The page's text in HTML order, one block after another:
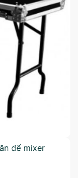
để mixer